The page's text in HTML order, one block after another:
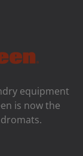
equipment
is now the